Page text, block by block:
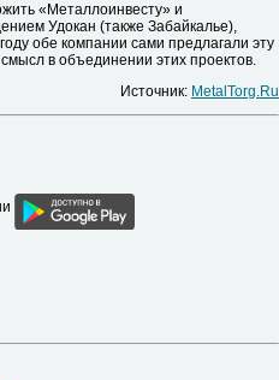
«Металлоинвесту» и
Удокан (также Забайкалье),
обе компании сами предлагали эту
в объединении этих проектов.
Источник: MetalTorg.Ru